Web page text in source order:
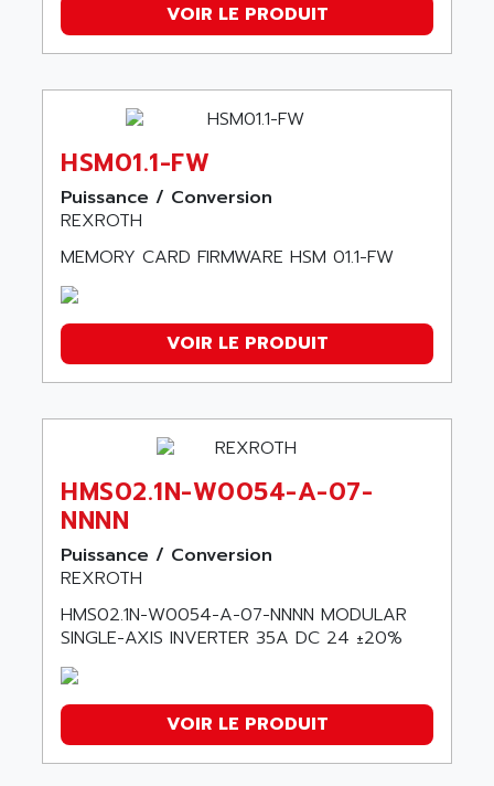
VOIR LE PRODUIT
HSM01.1-FW
Puissance / Conversion
REXROTH
MEMORY CARD FIRMWARE HSM 01.1-FW
VOIR LE PRODUIT
HMS02.1N-W0054-A-07-
NNNN
Puissance / Conversion
REXROTH
HMS02.1N-W0054-A-07-NNNN MODULAR
SINGLE-AXIS INVERTER 35A DC 24 ±20%
VOIR LE PRODUIT